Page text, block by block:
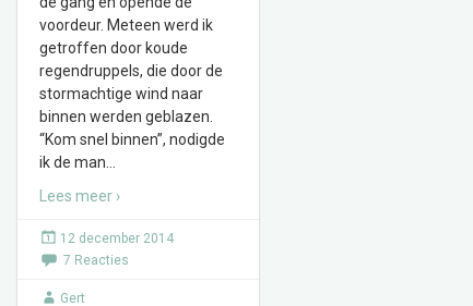
voordeur. Meteen werd ik
getroffen door koude
regendruppels, die door de
stormachtige wind naar
binnen werden geblazen.
“Kom snel binnen”, nodigde
ik de man
Lees meer ›
12 december 2014
7 Reacties
Gert